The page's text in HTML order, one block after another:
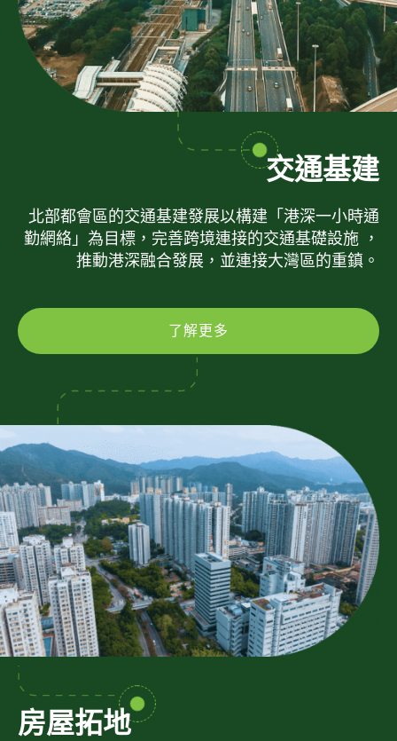
交通基建
北部都會區的交通基建發展以構建「港深一小時通
勤網絡」為目標，完善跨境連接的交通基礎設施 ，
推動港深融合發展，並連接大灣區的重鎮。
了解更多
房屋拓地